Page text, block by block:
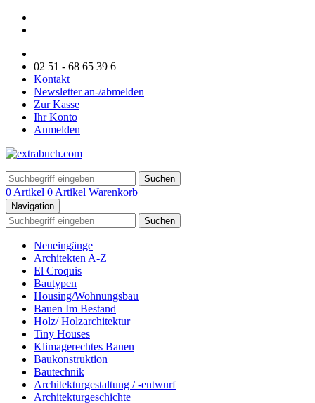
02 51 - 68 65 39 6
Kontakt
Newsletter an-/abmelden
Zur Kasse
Ihr Konto
Anmelden
Suchen
0 Artikel 0 Artikel Warenkorb
Navigation
Suchen
Neueingänge
Architekten A-Z
El Croquis
Bautypen
Housing/Wohnungsbau
Bauen Im Bestand
Holz/ Holzarchitektur
Tiny Houses
Klimagerechtes Bauen
Baukonstruktion
Bautechnik
Architekturgestaltung / -entwurf
Architekturgeschichte